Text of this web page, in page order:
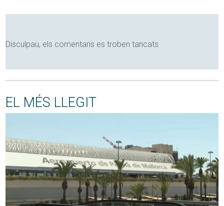
Disculpau, els comentaris es troben tancats
EL MÉS LLEGIT